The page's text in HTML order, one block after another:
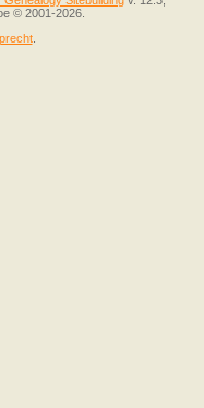
© 2001-2026.
.